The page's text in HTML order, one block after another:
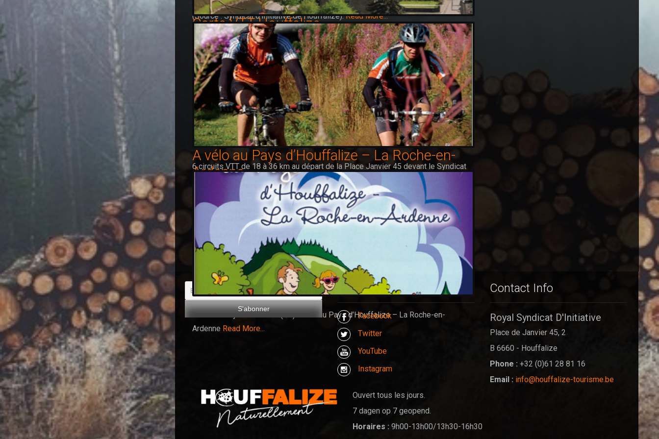
empilées à claire-voie.
(Source : Syndicat d’Initiative de Houffalize). Read More...
13 promenades de 5 à 12 km au départ de la Place Janvier 45 devant le Syndicat
d’Initiative à Houffalize. Read More...
Carte VTT Houffalize
6 circuits VTT de 18 à 36 km au départ de la Place Janvier 45 devant le Syndicat
d’Initiative de Houffalize Read More...
A vélo au Pays d’Houffalize – La Roche-en-
Ardenne
Itinéraires cyclos Accueil (© :)A vélo au Pays d’Houffalize – La Roche-en-
Ardenne Read More...
Get In Touch
Facebook
Twitter
YouTube
Instagram
Contact Info
Royal Syndicat D'Initiative
Place de Janvier 45, 2
B 6660 - Houffalize
Phone : +32 (0)61 28 81 16
Email : info@houffalize-tourisme.be
Ouvert tous les jours.
7 dagen op 7 geopend.
Horaires : 9h00-13h00/13h30-16h30